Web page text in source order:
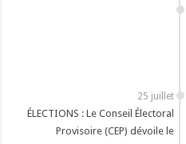
25 juillet
ÉLECTIONS : Le Conseil Électoral
Provisoire (CEP) dévoile le